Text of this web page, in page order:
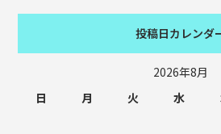
投稿日カレンダ
2026年8月
日
月 火 水